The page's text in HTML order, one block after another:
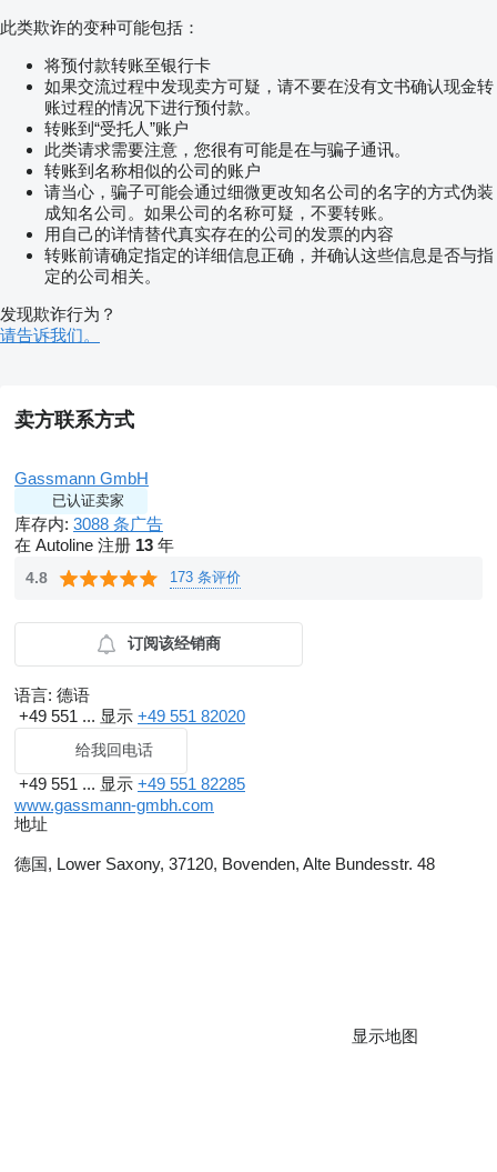
此类欺诈的变种可能包括：
将预付款转账至银行卡
如果交流过程中发现卖方可疑，请不要在没有文书确认现金转
账过程的情况下进行预付款。
转账到“受托人”账户
此类请求需要注意，您很有可能是在与骗子通讯。
转账到名称相似的公司的账户
请当心，骗子可能会通过细微更改知名公司的名字的方式伪装
成知名公司。如果公司的名称可疑，不要转账。
用自己的详情替代真实存在的公司的发票的内容
转账前请确定指定的详细信息正确，并确认这些信息是否与指
定的公司相关。
发现欺诈行为？
请告诉我们。
卖方联系方式
Gassmann GmbH
已认证卖家
库存内: 3088 条广告
在 Autoline 注册 13 年
4.8 173 条评价
订阅该经销商
语言: 德语
+49 551 ... 显示 +49 551 82020
给我回电话
+49 551 ... 显示 +49 551 82285
www.gassmann-gmbh.com
地址
德国, Lower Saxony, 37120, Bovenden, Alte Bundesstr. 48
显示地图